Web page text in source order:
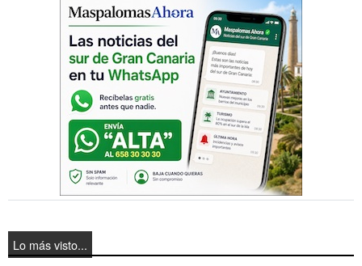
Lo más visto...